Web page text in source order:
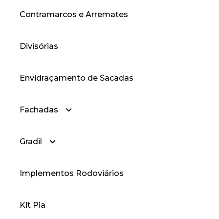
— Cantoneiras Abas Iguais
Contramarcos e Arremates
Divisórias
Envidraçamento de Sacadas
Fachadas
— Fachadas Cortina
— Fachadas Style
Gradil
— Gradil
— Gradil Prime
Implementos Rodoviários
Kit Pia